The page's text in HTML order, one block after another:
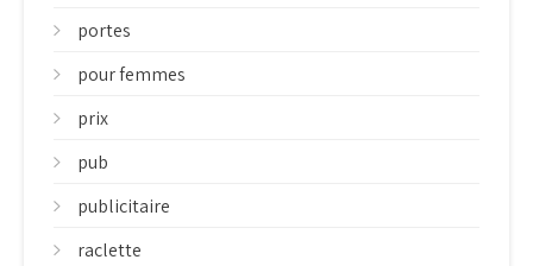
portes
pour femmes
prix
pub
publicitaire
raclette